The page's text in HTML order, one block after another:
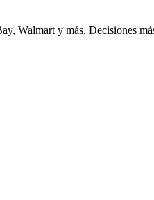
Walmart y más. Decisiones